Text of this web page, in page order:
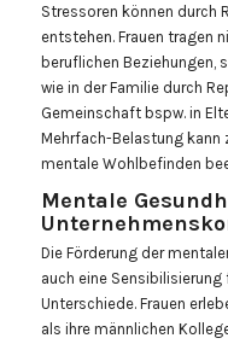
Stressoren können durch
entstehen. Frauen tragen
beruflichen Beziehungen,
wie in der Familie durch
Gemeinschaft bspw. in
Mehrfach-Belastung kann
mentale Wohlbefinden
Mentale
Die Förderung der
auch eine
Unterschiede. Frauen
als ihre männlichen